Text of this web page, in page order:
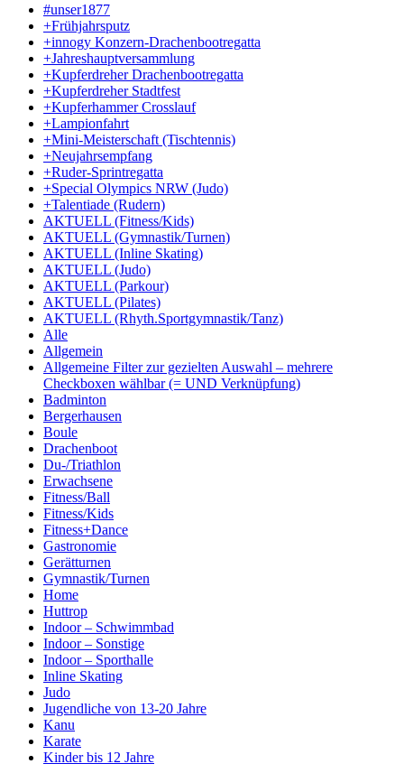
#unser1877
+Frühjahrsputz
+innogy Konzern-Drachenbootregatta
+Jahreshauptversammlung
+Kupferdreher Drachenbootregatta
+Kupferdreher Stadtfest
+Kupferhammer Crosslauf
+Lampionfahrt
+Mini-Meisterschaft (Tischtennis)
+Neujahrsempfang
+Ruder-Sprintregatta
+Special Olympics NRW (Judo)
+Talentiade (Rudern)
AKTUELL (Fitness/Kids)
AKTUELL (Gymnastik/Turnen)
AKTUELL (Inline Skating)
AKTUELL (Judo)
AKTUELL (Parkour)
AKTUELL (Pilates)
AKTUELL (Rhyth.Sportgymnastik/Tanz)
Alle
Allgemein
Allgemeine Filter zur gezielten Auswahl – mehrere
Checkboxen wählbar (= UND Verknüpfung)
Badminton
Bergerhausen
Boule
Drachenboot
Du-/Triathlon
Erwachsene
Fitness/Ball
Fitness/Kids
Fitness+Dance
Gastronomie
Gerätturnen
Gymnastik/Turnen
Home
Huttrop
Indoor – Schwimmbad
Indoor – Sonstige
Indoor – Sporthalle
Inline Skating
Judo
Jugendliche von 13-20 Jahre
Kanu
Karate
Kinder bis 12 Jahre